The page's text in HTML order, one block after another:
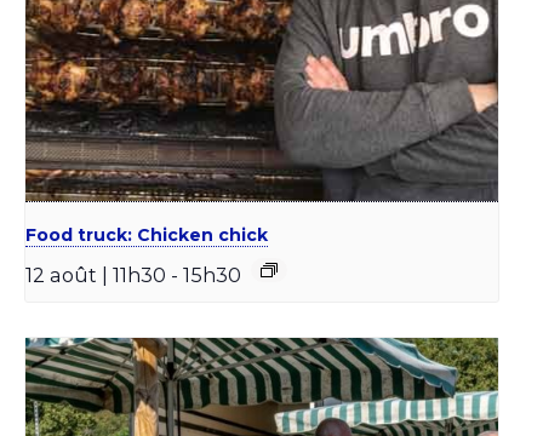
Food truck: Chicken chick
12 août | 11h30 - 15h30